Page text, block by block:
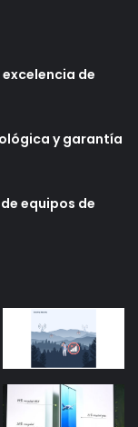
de
y garantía
equipos de